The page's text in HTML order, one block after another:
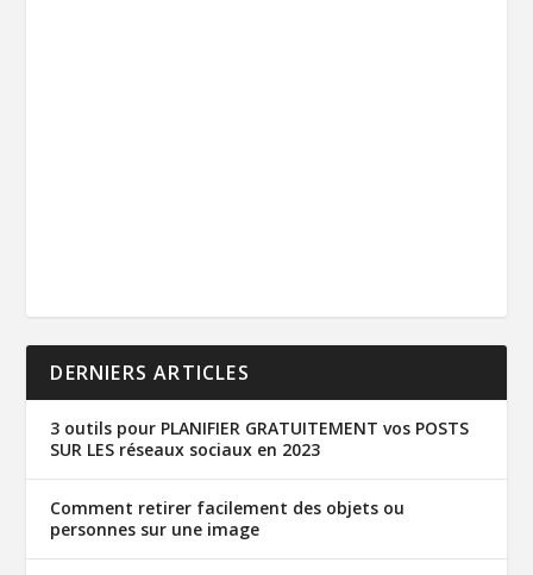
DERNIERS ARTICLES
3 outils pour PLANIFIER GRATUITEMENT vos POSTS
SUR LES réseaux sociaux en 2023
Comment retirer facilement des objets ou
personnes sur une image